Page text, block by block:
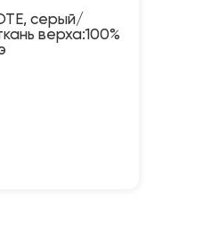
серый/
верха:100%